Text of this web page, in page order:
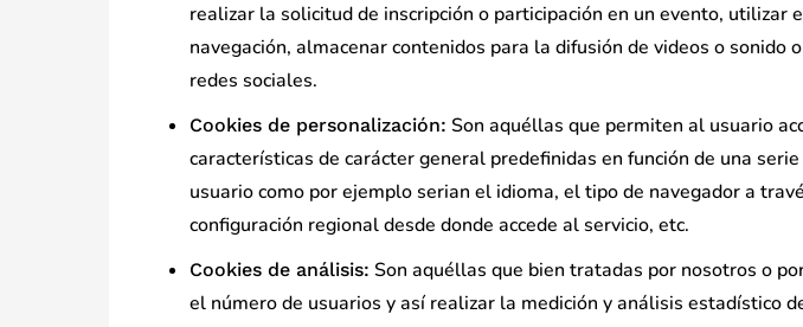
realizar la solicitud de inscripción o participación en un evento, utilizar
navegación, almacenar contenidos para la difusión de videos o sonido
redes sociales.
Cookies de personalización: Son aquéllas que permiten al usuario
características de carácter general predefinidas en función de una
usuario como por ejemplo serian el idioma, el tipo de navegador a
configuración regional desde donde accede al servicio, etc.
Cookies de análisis: Son aquéllas que bien tratadas por nosotros o
el número de usuarios y así realizar la medición y análisis estadístico